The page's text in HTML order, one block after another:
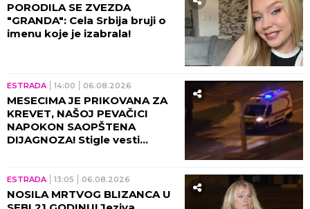
PORODILA SE ZVEZDA
"GRANDA": Cela Srbija bruji o
imenu koje je izabrala!
ESTRADA 14:00 06.08.2026
MESECIMA JE PRIKOVANA ZA
KREVET, NAŠOJ PEVAČICI
NAPOKON SAOPŠTENA
DIJAGNOZA! Stigle vesti
ESTRADA 13:05 06.08.2026
NOSILA MRTVOG BLIZANCA U